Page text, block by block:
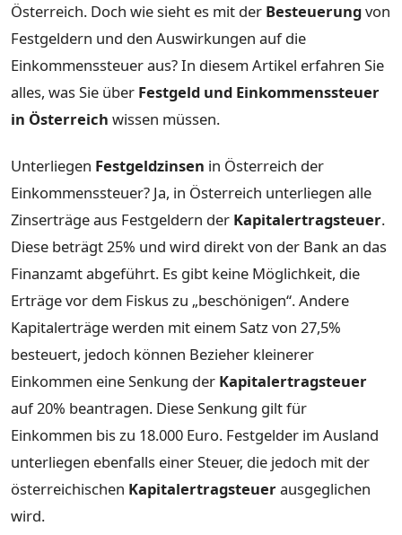
Österreich. Doch wie sieht es mit der Besteuerungvon
Festgeldern und den Auswirkungen auf die
Einkommenssteuer aus? In diesem Artikel erfahren Sie
alles, was Sie über Festgeld und Einkommenssteuer
in Österreich wissen müssen.
Unterliegen Festgeldzinsen in Österreich der
Einkommenssteuer? Ja, in Österreich unterliegen alle
Zinserträge aus Festgeldern der Kapitalertragsteuer.
Diese beträgt 25% und wird direkt von der Bank an das
Finanzamt abgeführt. Es gibt keine Möglichkeit, die
Erträge vor dem Fiskus zu „beschönigen“. Andere
Kapitalerträge werden mit einem Satz von 27,5%
besteuert, jedoch können Bezieher kleinerer
Einkommen eine Senkung der Kapitalertragsteuer
auf 20% beantragen. Diese Senkung gilt für
Einkommen bis zu 18.000 Euro. Festgelder im Ausland
unterliegen ebenfalls einer Steuer, die jedoch mit der
österreichischen Kapitalertragsteuerausgeglichen
wird.